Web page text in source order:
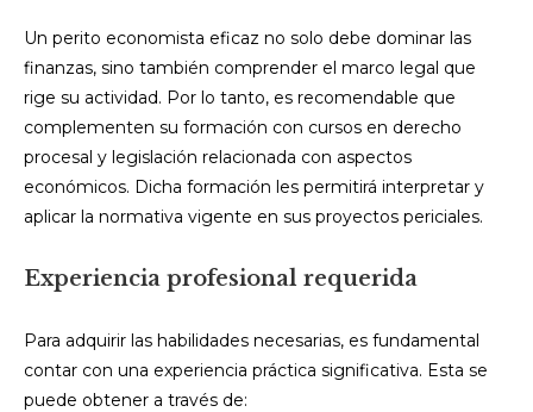
Un perito economista eficaz no solo debe dominar las
finanzas, sino también comprender el marco legal que
rige su actividad. Por lo tanto, es recomendable que
complementen su formación con cursos en derecho
procesal y legislación relacionada con aspectos
económicos. Dicha formación les permitirá interpretar y
aplicar la normativa vigente en sus proyectos periciales.
Experiencia profesional requerida
Para adquirir las habilidades necesarias, es fundamental
contar con una experiencia práctica significativa. Esta se
puede obtener a través de: